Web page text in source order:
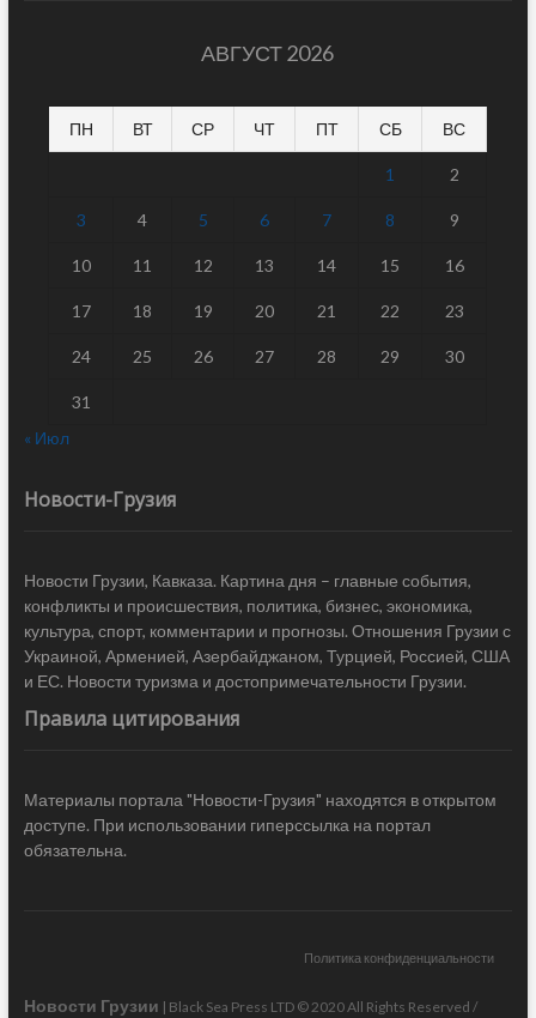
АВГУСТ 2026
ПН ВТ СР ЧТ ПТ СБ ВС
1 2
3 4 5 6 7 8 9
10 11 12 13 14 15 16
17 18 19 20 21 22 23
24 25 26 27 28 29 30
31
« Июл
Новости-Грузия
Новости Грузии, Кавказа. Картина дня – главные события,
конфликты и происшествия, политика, бизнес, экономика,
культура, спорт, комментарии и прогнозы. Отношения Грузии с
Украиной, Арменией, Азербайджаном, Турцией, Россией, США
и ЕС. Новости туризма и достопримечательности Грузии.
Правила цитирования
Материалы портала "Новости-Грузия" находятся в открытом
доступе. При использовании гиперссылка на портал
обязательна.
Политика конфиденциальности
Новости Грузии | Black Sea Press LTD © 2020 All Rights Reserved /